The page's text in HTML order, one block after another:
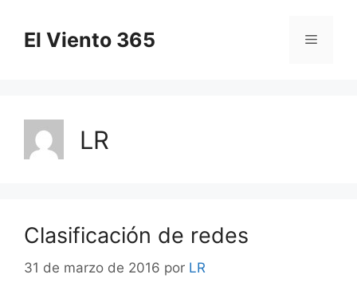
contenido
El Viento 365 Menú
LR
Clasificación de redes
31 de marzo de 2016 por LR